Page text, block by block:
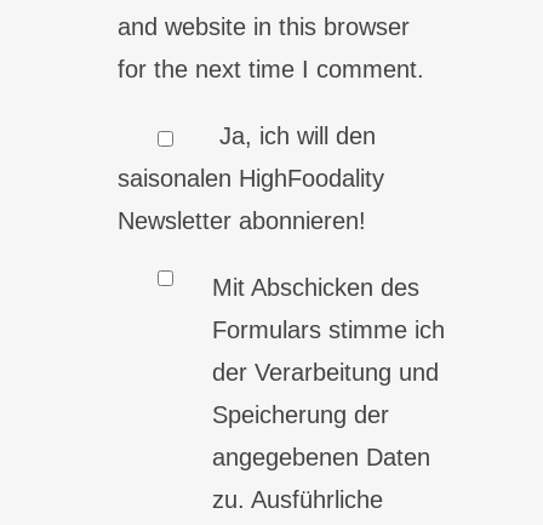
and website in this browser
for the next time I comment.
Ja, ich will den
saisonalen HighFoodality
Newsletter abonnieren!
Mit Abschicken des
Formulars stimme ich
der Verarbeitung und
Speicherung der
angegebenen Daten
zu. Ausführliche